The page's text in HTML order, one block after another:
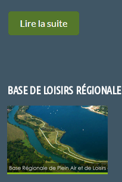
BASE DE LOISIRS RÉGIONALE